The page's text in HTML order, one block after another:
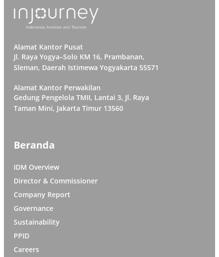
Alamat Kantor Pusat
Jl. Raya Yogya–Solo KM 16, Prambanan,
Sleman, Daerah Istimewa Yogyakarta 55571
Alamat Kantor Perwakilan
Gedung Pengelola TMII, Lantai 3, Jl. Raya
Taman Mini, Jakarta Timur 13560
Beranda
IDM Overview
Director & Commissioner
Company Report
Governance
Sustainability
PPID
Careers